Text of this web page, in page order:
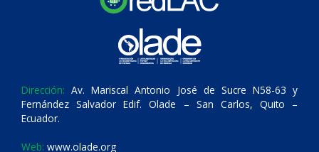
Dirección: Av. Mariscal Antonio José de Sucre N58-63 y
Fernández Salvador Edif. Olade – San Carlos, Quito –
Ecuador.
Web: www.olade.org